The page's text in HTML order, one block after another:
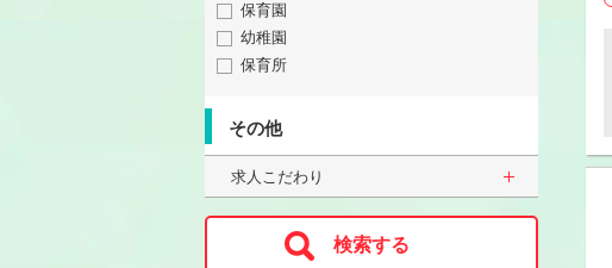
保育園
幼稚園
保育所
その他
求人こだわり